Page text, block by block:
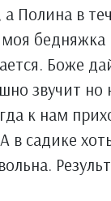
Полина в
бедняжка
Боже
звучит
к нам
в садике